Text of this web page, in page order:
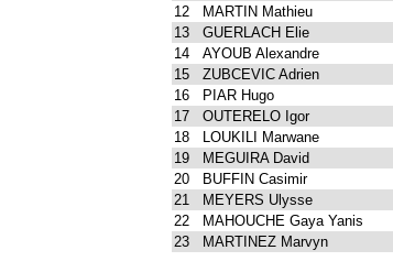
12
MARTIN Mathieu
13
GUERLACH Elie
14
AYOUB Alexandre
15
ZUBCEVIC Adrien
16
PIAR Hugo
17
OUTERELO Igor
18
LOUKILI Marwane
19
MEGUIRA David
20
BUFFIN Casimir
21
MEYERS Ulysse
22
MAHOUCHE Gaya Yanis
23
MARTINEZ Marvyn